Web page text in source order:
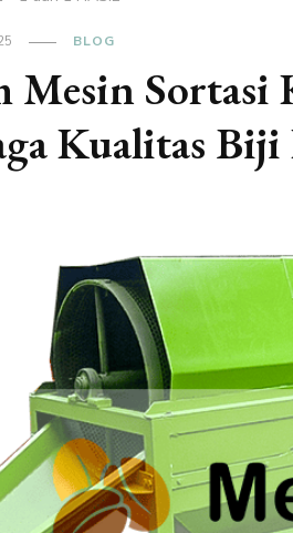
BLOG
Mesin
Kualitas